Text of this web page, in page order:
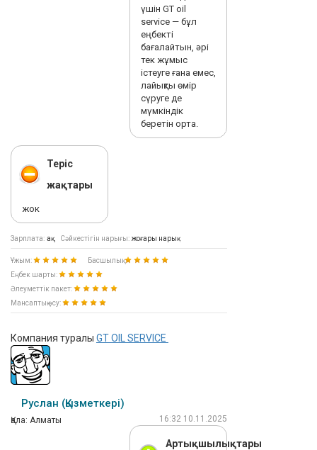
үшін GT oil
service — бұл
еңбекті
бағалайтын, әрі
тек жұмыс
істеуге ғана емес,
лайықты өмір
сүруге де
мүмкіндік
беретін орта.
Теріс
жақтары
жок
Зарплата: ақ Сәйкестігін нарығы: жоғары нарық
Ұжым:
Басшылық:
Еңбек шарты:
Әлеуметтік пакет:
Мансаптық өсу:
Компания туралы GT OIL SERVICE
Руслан (Қызметкері)
Қала: Алматы 16:32 10.11.2025
Артықшылықтары